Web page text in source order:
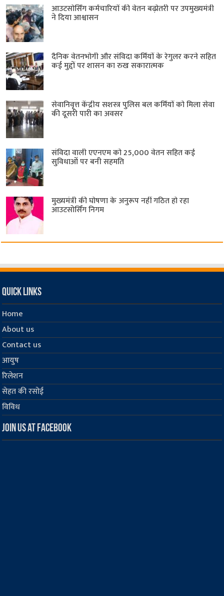
आउटसोर्सिंग कर्मचारियों की वेतन बढ़ोतरी पर उपमुख्यमंत्री
ने दिया आश्वासन
दैनिक वेतनभोगी और संविदा कर्मियों के रेगुलर करने सहित
कई मुद्दों पर शासन का रुख सकारात्मक
सेवानिवृत्त केंद्रीय सशस्त्र पुलिस बल ​कर्मियों को मिला सेवा
की दूसरी पारी का अवसर
संविदा वाली एएनएम को 25,000 वेतन सहित कई
सुविधाओं पर बनी सहमति
मुख्यमंत्री की घोषणा के अनुरूप नहीं गठित हो रहा
आउटसोर्सिंग निगम
Quick Links
Home
About us
Contact us
आयुष
रिलेशन
सेहत की रसोई
विविध
Join us at Facebook